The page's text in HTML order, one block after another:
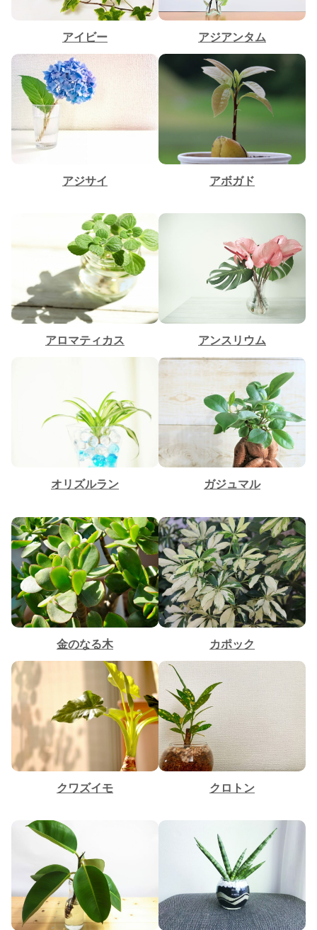
アイビー アジアンタム
アジサイ アボガド
アロマティカス アンスリウム
オリズルラン ガジュマル
金のなる木 カポック
クワズイモ クロトン